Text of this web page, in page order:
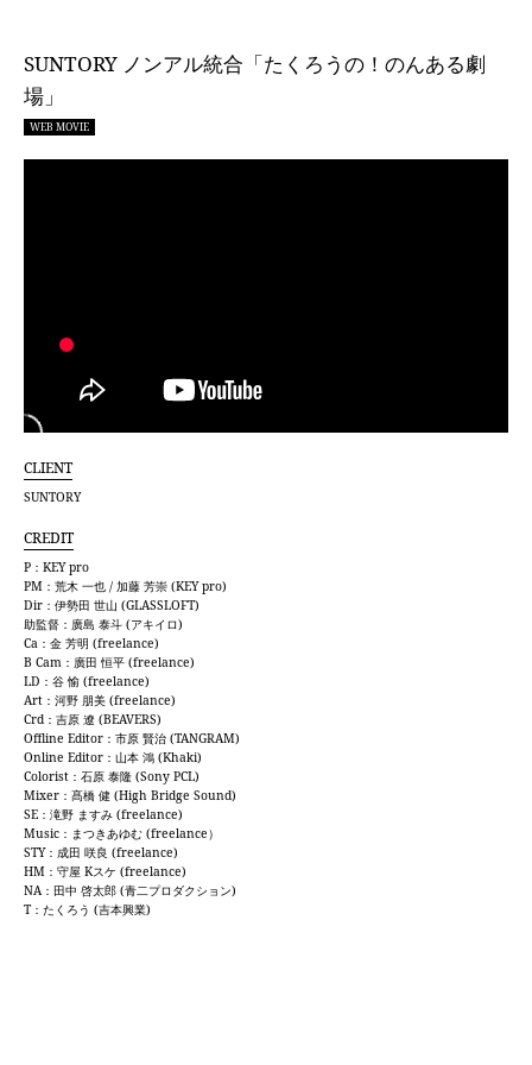
SUNTORY ノンアル統合「たくろうの！のんある劇
場」
WEB MOVIE
CLIENT
SUNTORY
CREDIT
P：KEY pro
PM：荒木 一也 / 加藤 芳崇 (KEY pro)
Dir：伊勢田 世山 (GLASSLOFT)
助監督：廣島 泰斗 (アキイロ)
Ca：金 芳明 (freelance)
B Cam：廣田 恒平 (freelance)
LD：谷 愉 (freelance)
Art：河野 朋美 (freelance)
Crd：吉原 遼 (BEAVERS)
Offline Editor：市原 賢治 (TANGRAM)
Online Editor：山本 鴻 (Khaki)
Colorist：石原 泰隆 (Sony PCL)
Mixer：髙橋 健 (High Bridge Sound)
SE：滝野 ますみ (freelance)
Music：まつきあゆむ (freelance）
STY：成田 咲良 (freelance)
HM：守屋 Kスケ (freelance)
NA：田中 啓太郎 (青二プロダクション)
T：たくろう (吉本興業)